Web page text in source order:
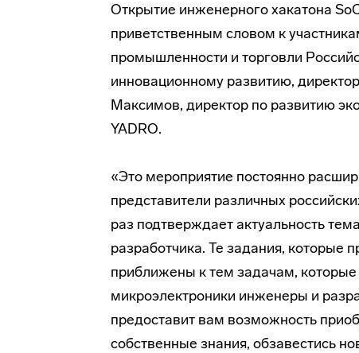
Открытие инженерного хакатона
приветственным словом к
промышленности и торговли
инновационному развитию,
Максимов, директор по развитию
YADRO.
«Это мероприятие постоянно
представители различных
раз подтверждает актуальность
разработчика. Те задания, которые
приближены к тем задачам,
микроэлектроники инженеры и
предоставит вам возможность
собственные знания, обзавестись